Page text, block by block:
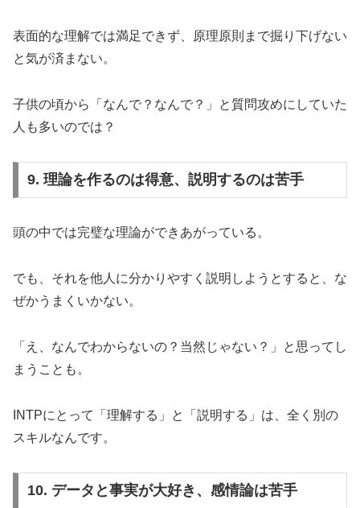
表面的な理解では満足できず、原理原則まで掘り下げない
と気が済まない。
子供の頃から「なんで？なんで？」と質問攻めにしていた
人も多いのでは？
9. 理論を作るのは得意、説明するのは苦手
頭の中では完璧な理論ができあがっている。
でも、それを他人に分かりやすく説明しようとすると、な
ぜかうまくいかない。
「え、なんでわからないの？当然じゃない？」と思ってし
まうことも。
INTPにとって「理解する」と「説明する」は、全く別の
スキルなんです。
10. データと事実が大好き、感情論は苦手